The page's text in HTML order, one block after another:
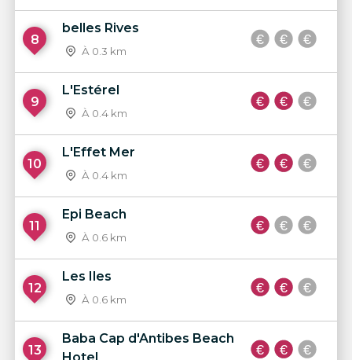
8
belles Rives
À 0.3 km
9
L'Estérel
À 0.4 km
10
L'Effet Mer
À 0.4 km
11
Epi Beach
À 0.6 km
12
Les Iles
À 0.6 km
13
Baba Cap d'Antibes Beach